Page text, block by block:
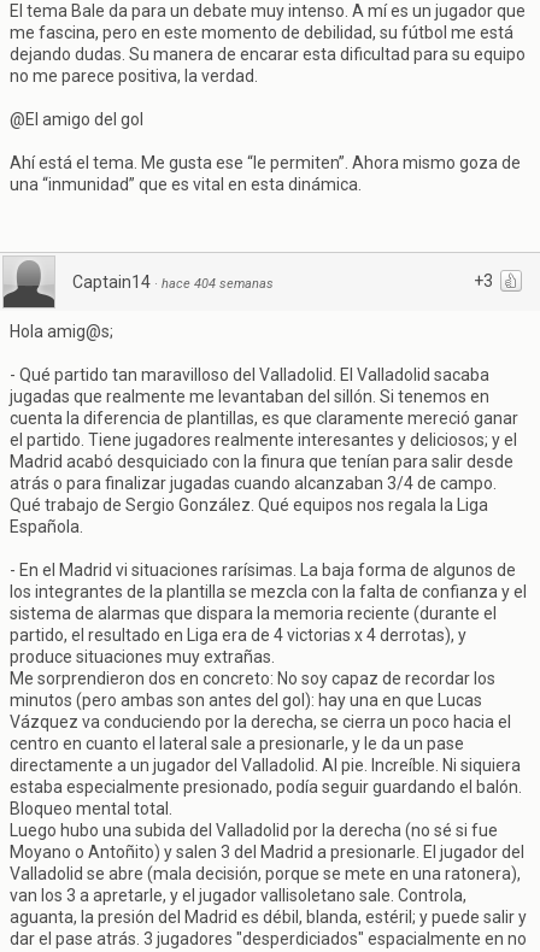
El tema Bale da para un debate muy intenso. A mí es un jugador que
me fascina, pero en este momento de debilidad, su fútbol me está
dejando dudas. Su manera de encarar esta dificultad para su equipo
no me parece positiva, la verdad.
@El amigo del gol
Ahí está el tema. Me gusta ese “le permiten”. Ahora mismo goza de
una “inmunidad” que es vital en esta dinámica.
+3
Captain14 · hace 404 semanas
Hola amig@s;
- Qué partido tan maravilloso del Valladolid. El Valladolid sacaba
jugadas que realmente me levantaban del sillón. Si tenemos en
cuenta la diferencia de plantillas, es que claramente mereció ganar
el partido. Tiene jugadores realmente interesantes y deliciosos; y el
Madrid acabó desquiciado con la finura que tenían para salir desde
atrás o para finalizar jugadas cuando alcanzaban 3/4 de campo.
Qué trabajo de Sergio González. Qué equipos nos regala la Liga
Española.
- En el Madrid vi situaciones rarísimas. La baja forma de algunos de
los integrantes de la plantilla se mezcla con la falta de confianza y el
sistema de alarmas que dispara la memoria reciente (durante el
partido, el resultado en Liga era de 4 victorias x 4 derrotas), y
produce situaciones muy extrañas.
Me sorprendieron dos en concreto: No soy capaz de recordar los
minutos (pero ambas son antes del gol): hay una en que Lucas
Vázquez va conduciendo por la derecha, se cierra un poco hacia el
centro en cuanto el lateral sale a presionarle, y le da un pase
directamente a un jugador del Valladolid. Al pie. Increíble. Ni siquiera
estaba especialmente presionado, podía seguir guardando el balón.
Bloqueo mental total.
Luego hubo una subida del Valladolid por la derecha (no sé si fue
Moyano o Antoñito) y salen 3 del Madrid a presionarle. El jugador del
Valladolid se abre (mala decisión, porque se mete en una ratonera),
van los 3 a apretarle, y el jugador vallisoletano sale. Controla,
aguanta, la presión del Madrid es débil, blanda, estéril; y puede salir y
dar el pase atrás. 3 jugadores "desperdiciados" espacialmente en no